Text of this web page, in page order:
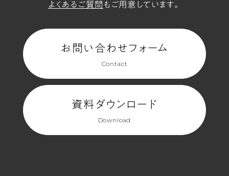
る。
よくあるご質問 もご用意しています。
お問い合わせフォーム
Contact
資料ダウンロード
Download